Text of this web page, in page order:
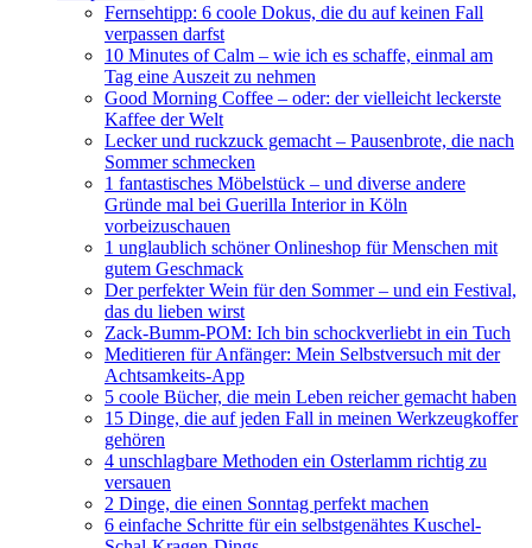
Fernsehtipp: 6 coole Dokus, die du auf keinen Fall
verpassen darfst
10 Minutes of Calm – wie ich es schaffe, einmal am
Tag eine Auszeit zu nehmen
Good Morning Coffee – oder: der vielleicht leckerste
Kaffee der Welt
Lecker und ruckzuck gemacht – Pausenbrote, die nach
Sommer schmecken
1 fantastisches Möbelstück – und diverse andere
Gründe mal bei Guerilla Interior in Köln
vorbeizuschauen
1 unglaublich schöner Onlineshop für Menschen mit
gutem Geschmack
Der perfekter Wein für den Sommer – und ein Festival,
das du lieben wirst
Zack-Bumm-POM: Ich bin schockverliebt in ein Tuch
Meditieren für Anfänger: Mein Selbstversuch mit der
Achtsamkeits-App
5 coole Bücher, die mein Leben reicher gemacht haben
15 Dinge, die auf jeden Fall in meinen Werkzeugkoffer
gehören
4 unschlagbare Methoden ein Osterlamm richtig zu
versauen
2 Dinge, die einen Sonntag perfekt machen
6 einfache Schritte für ein selbstgenähtes Kuschel-